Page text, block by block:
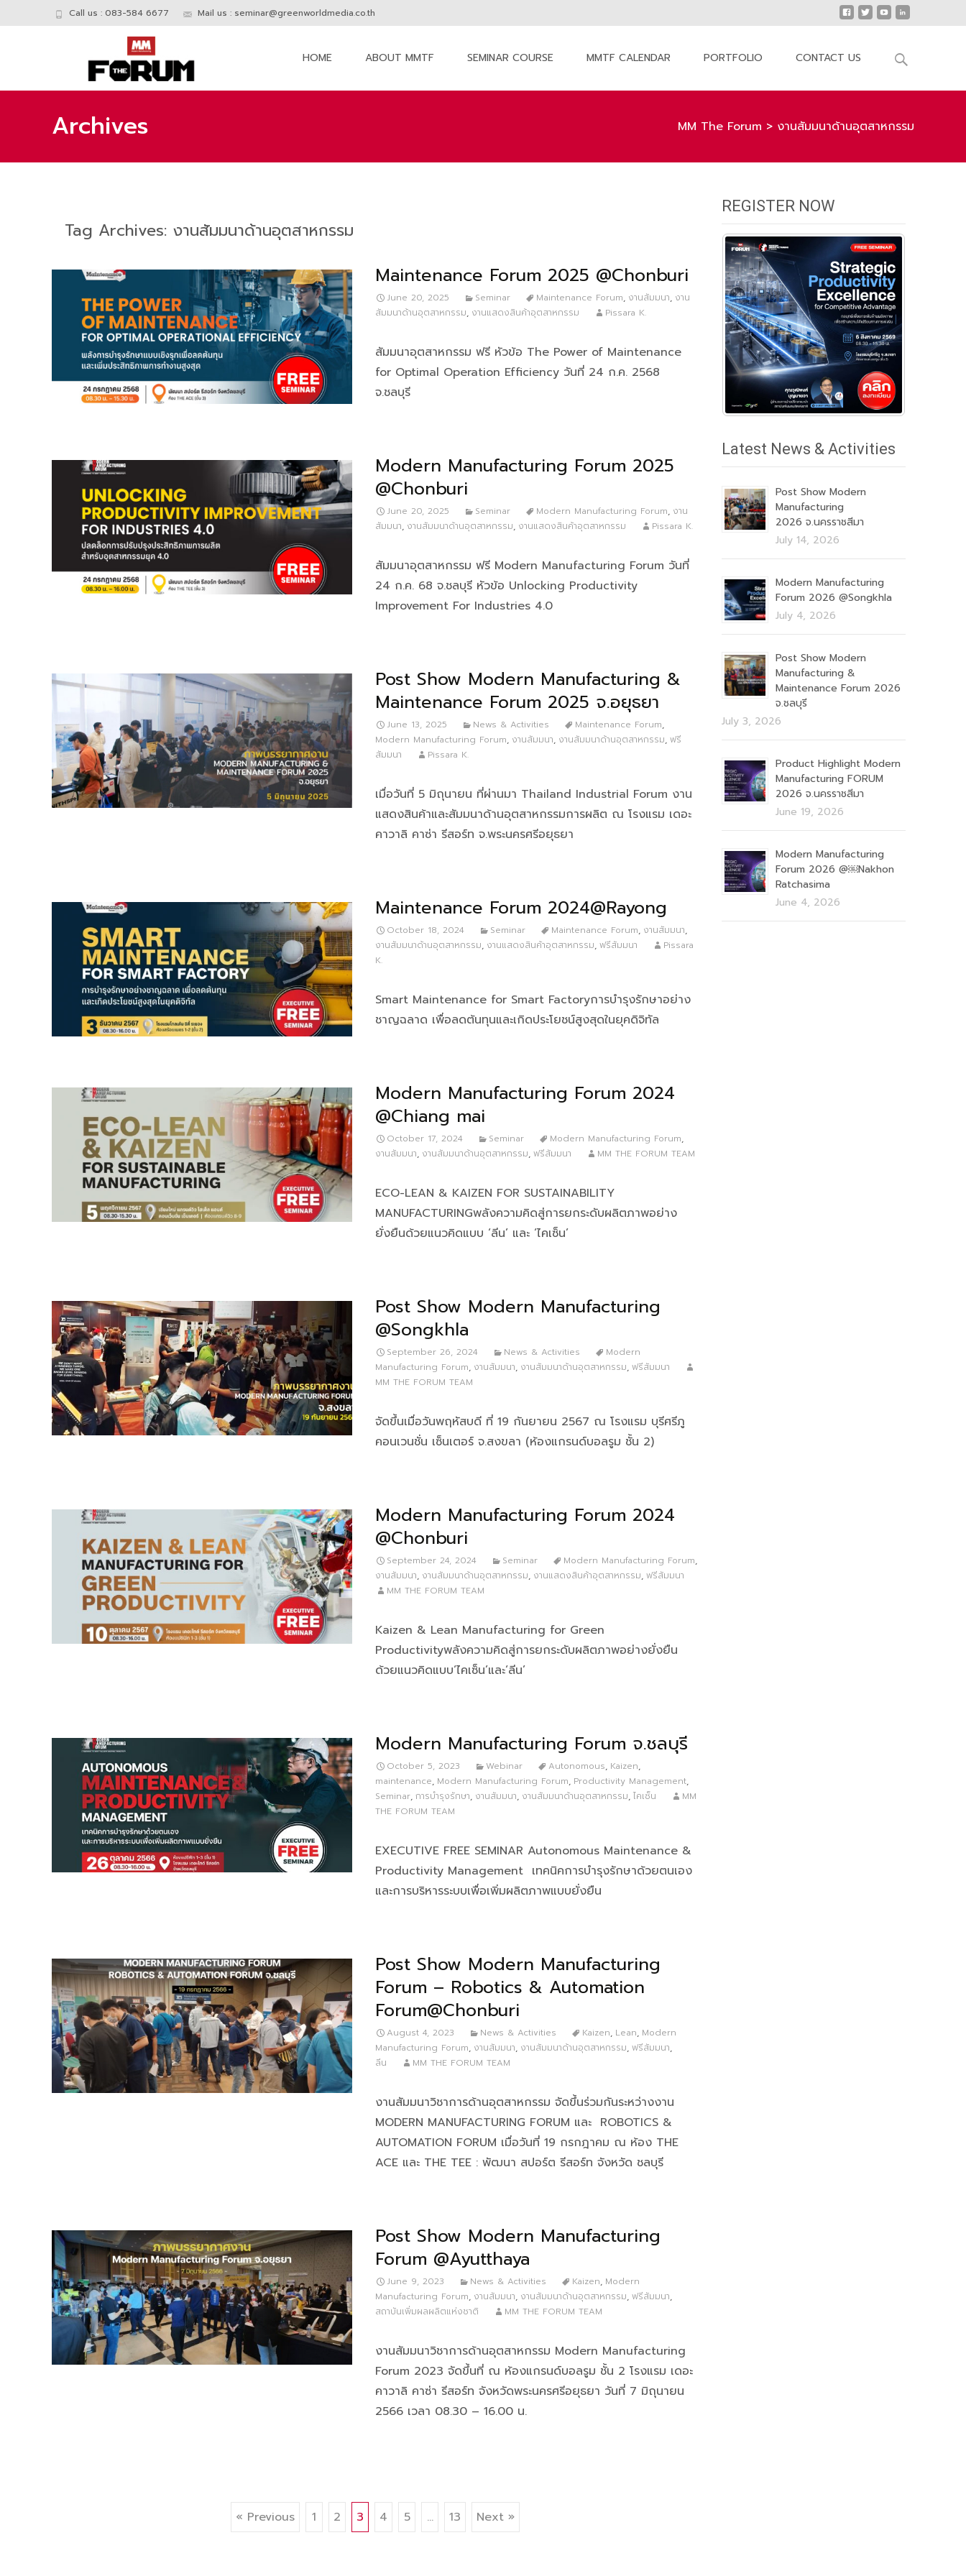
Call us : 083-584 6677 Mail us : seminar@greenworldmedia.co.th
HOME ABOUT MMTF SEMINAR COURSE MMTF CALENDAR PORTFOLIO CONTACT US
Search
Archives MM The Forum > งานสัมมนาด้านอุตสาหกรรม
Tag Archives: งานสัมมนาด้านอุตสาหกรรม
Maintenance Forum 2025 @Chonburi
June 20, 2025 Seminar Maintenance Forum, งานสัมมนา, งาน
สัมมนาด้านอุตสาหกรรม, งานแสดงสินค้าอุตสาหกรรม Pissara K.
สัมมนาอุตสาหกรรม ฟรี หัวข้อ The Power of Maintenance
for Optimal Operation Efficiency วันที่ 24 ก.ค. 2568
จ.ชลบุรี
Modern Manufacturing Forum 2025
@Chonburi
June 20, 2025 Seminar Modern Manufacturing Forum, งาน
สัมมนา, งานสัมมนาด้านอุตสาหกรรม, งานแสดงสินค้าอุตสาหกรรม Pissara K.
สัมมนาอุตสาหกรรม ฟรี Modern Manufacturing Forum วันที่
24 ก.ค. 68 จ.ชลบุรี หัวข้อ Unlocking Productivity
Improvement For Industries 4.0
Post Show Modern Manufacturing &
Maintenance Forum 2025 จ.อยุธยา
June 13, 2025 News & Activities Maintenance Forum,
Modern Manufacturing Forum, งานสัมมนา, งานสัมมนาด้านอุตสาหกรรม, ฟรี
สัมมนา
Pissara K.
เมื่อวันที่ 5 มิถุนายน ที่ผ่านมา Thailand Industrial Forum งาน
แสดงสินค้าและสัมมนาด้านอุตสาหกรรมการผลิต ณ โรงแรม เดอะ
คาวาลิ คาซ่า รีสอร์ท จ.พระนครศรีอยุธยา
Maintenance Forum 2024@Rayong
October 18, 2024 Seminar Maintenance Forum, งานสัมมนา,
งานสัมมนาด้านอุตสาหกรรม, งานแสดงสินค้าอุตสาหกรรม, ฟรีสัมมนา
Pissara
K.
Smart Maintenance for Smart Factoryการบำรุงรักษาอย่าง
ชาญฉลาด เพื่อลดต้นทุนและเกิดประโยชน์สูงสุดในยุคดิจิทัล
Modern Manufacturing Forum 2024
@Chiang mai
October 17, 2024 Seminar Modern Manufacturing Forum,
งานสัมมนา, งานสัมมนาด้านอุตสาหกรรม, ฟรีสัมมนา MM THE FORUM TEAM
ECO-LEAN & KAIZEN FOR SUSTAINABILITY
MANUFACTURINGพลังความคิดสู่การยกระดับผลิตภาพอย่าง
ยั่งยืนด้วยแนวคิดแบบ ‘ลีน’ และ ‘ไคเซ็น’
Post Show Modern Manufacturing
@Songkhla
September 26, 2024 News & Activities
Modern
Manufacturing Forum, งานสัมมนา, งานสัมมนาด้านอุตสาหกรรม, ฟรีสัมมนา
MM THE FORUM TEAM
จัดขึ้นเมื่อวันพฤหัสบดี ที่ 19 กันยายน 2567 ณ โรงแรม บุรีศรีภู
คอนเวนชั่น เซ็นเตอร์ จ.สงขลา (ห้องแกรนด์บอลรูม ชั้น 2)
Modern Manufacturing Forum 2024
@Chonburi
September 24, 2024 Seminar Modern Manufacturing Forum,
งานสัมมนา, งานสัมมนาด้านอุตสาหกรรม, งานแสดงสินค้าอุตสาหกรรม, ฟรีสัมมนา
MM THE FORUM TEAM
Kaizen & Lean Manufacturing for Green
Productivityพลังความคิดสู่การยกระดับผลิตภาพอย่างยั่งยืน
ด้วยแนวคิดแบบ‘ไคเซ็น’และ‘ลีน’
Modern Manufacturing Forum จ.ชลบุรี
October 5, 2023 Webinar Autonomous, Kaizen,
maintenance, Modern Manufacturing Forum, Productivity Management,
Seminar, การบำรุงรักษา, งานสัมมนา, งานสัมมนาด้านอุตสาหกรรม, ไคเซ็น
MM
THE FORUM TEAM
EXECUTIVE FREE SEMINAR Autonomous Maintenance &
Productivity Management เทคนิคการบำรุงรักษาด้วยตนเอง
และการบริหารระบบเพื่อเพิ่มผลิตภาพแบบยั่งยืน
Post Show Modern Manufacturing
Forum – Robotics & Automation
Forum@Chonburi
August 4, 2023 News & Activities Kaizen, Lean, Modern
Manufacturing Forum, งานสัมมนา, งานสัมมนาด้านอุตสาหกรรม, ฟรีสัมมนา,
ลีน
MM THE FORUM TEAM
งานสัมมนาวิชาการด้านอุตสาหกรรม จัดขึ้นร่วมกันระหว่างงาน
MODERN MANUFACTURING FORUM และ ROBOTICS &
AUTOMATION FORUM เมื่อวันที่ 19 กรกฎาคม ณ ห้อง THE
ACE และ THE TEE : พัฒนา สปอร์ต รีสอร์ท จังหวัด ชลบุรี
Post Show Modern Manufacturing
Forum @Ayutthaya
June 9, 2023 News & Activities Kaizen, Modern
Manufacturing Forum, งานสัมมนา, งานสัมมนาด้านอุตสาหกรรม, ฟรีสัมมนา,
สถาบันเพิ่มผลผลิตแห่งชาติ
MM THE FORUM TEAM
งานสัมมนาวิชาการด้านอุตสาหกรรม Modern Manufacturing
Forum 2023 จัดขึ้นที่ ณ ห้องแกรนด์บอลรูม ชั้น 2 โรงแรม เดอะ
คาวาลิ คาซ่า รีสอร์ท จังหวัดพระนครศรีอยุธยา วันที่ 7 มิถุนายน
2566 เวลา 08.30 – 16.00 น.
« Previous 1 2 3 4 5 … 13 Next »
REGISTER NOW
Latest News & Activities
Post Show Modern
Manufacturing
2026 จ.นครราชสีมา
July 14, 2026
Modern Manufacturing
Forum 2026 @Songkhla
July 4, 2026
Post Show Modern
Manufacturing &
Maintenance Forum 2026
จ.ชลบุรี
July 3, 2026
Product Highlight Modern
Manufacturing FORUM
2026 จ.นครราชสีมา
June 19, 2026
Modern Manufacturing
Forum 2026 @￼Nakhon
Ratchasima
June 4, 2026